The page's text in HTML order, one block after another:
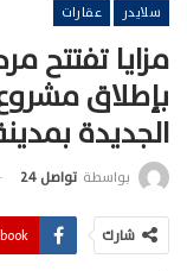
سلايدر عقارات
مزايا تفتتح
الجديدة
بواسطة تواصل 24
شارك